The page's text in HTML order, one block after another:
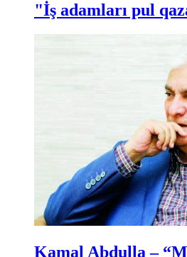
"İş adamları pul
Kamal Abdulla –